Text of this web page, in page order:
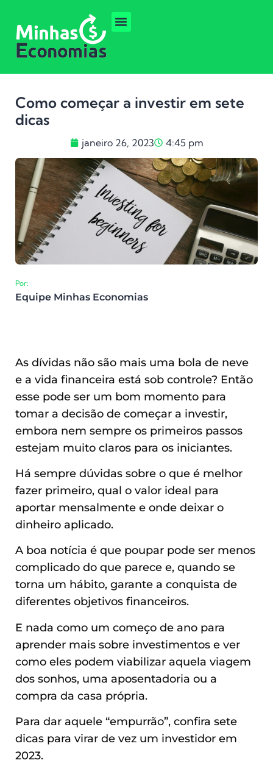
Como começar a investir em sete
dicas
janeiro 26, 2023 4:45 pm
Por:
Equipe Minhas Economias
As dívidas não são mais uma bola de neve
e a vida financeira está sob controle? Então
esse pode ser um bom momento para
tomar a decisão de começar a investir,
embora nem sempre os primeiros passos
estejam muito claros para os iniciantes.
Há sempre dúvidas sobre o que é melhor
fazer primeiro, qual o valor ideal para
aportar mensalmente e onde deixar o
dinheiro aplicado.
A boa notícia é que poupar pode ser menos
complicado do que parece e, quando se
torna um hábito, garante a conquista de
diferentes objetivos financeiros.
E nada como um começo de ano para
aprender mais sobre investimentos e ver
como eles podem viabilizar aquela viagem
dos sonhos, uma aposentadoria ou a
compra da casa própria.
Para dar aquele “empurrão”, confira sete
dicas para virar de vez um investidor em
2023.